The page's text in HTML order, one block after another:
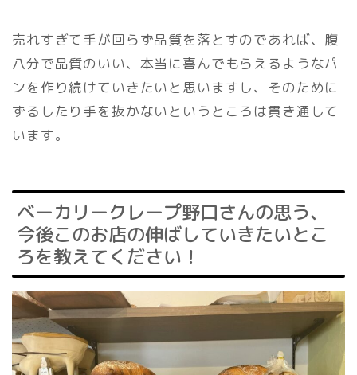
売れすぎて手が回らず品質を落とすのであれば、腹
八分で品質のいい、本当に喜んでもらえるようなパ
ンを作り続けていきたいと思いますし、そのために
ずるしたり手を抜かないというところは貫き通して
います。
ベーカリークレープ野口さんの思う、
今後このお店の伸ばしていきたいとこ
ろを教えてください！